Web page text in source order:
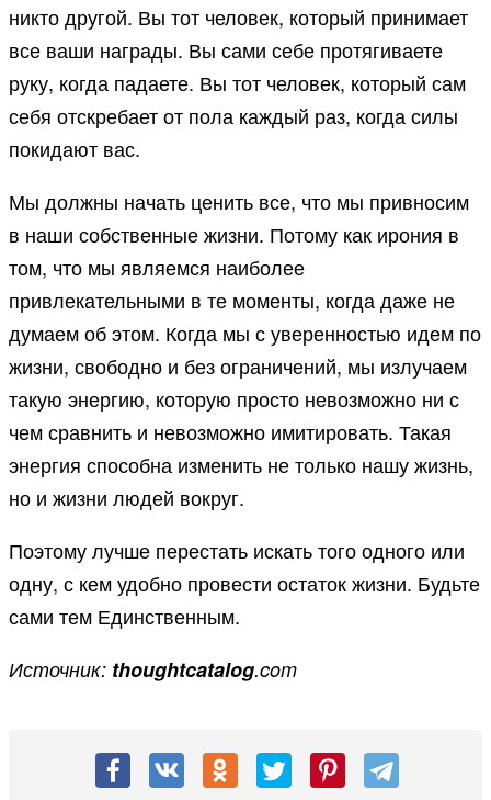
никто другой. Вы тот человек, который принимает
все ваши награды. Вы сами себе протягиваете
руку, когда падаете. Вы тот человек, который сам
себя отскребает от пола каждый раз, когда силы
покидают вас.
Мы должны начать ценить все, что мы привносим
в наши собственные жизни. Потому как ирония в
том, что мы являемся наиболее
привлекательными в те моменты, когда даже не
думаем об этом. Когда мы с уверенностью идем по
жизни, свободно и без ограничений, мы излучаем
такую энергию, которую просто невозможно ни с
чем сравнить и невозможно имитировать. Такая
энергия способна изменить не только нашу жизнь,
но и жизни людей вокруг.
Поэтому лучше перестать искать того одного или
одну, с кем удобно провести остаток жизни. Будьте
сами тем Единственным.
Источник: thoughtcatalog.com